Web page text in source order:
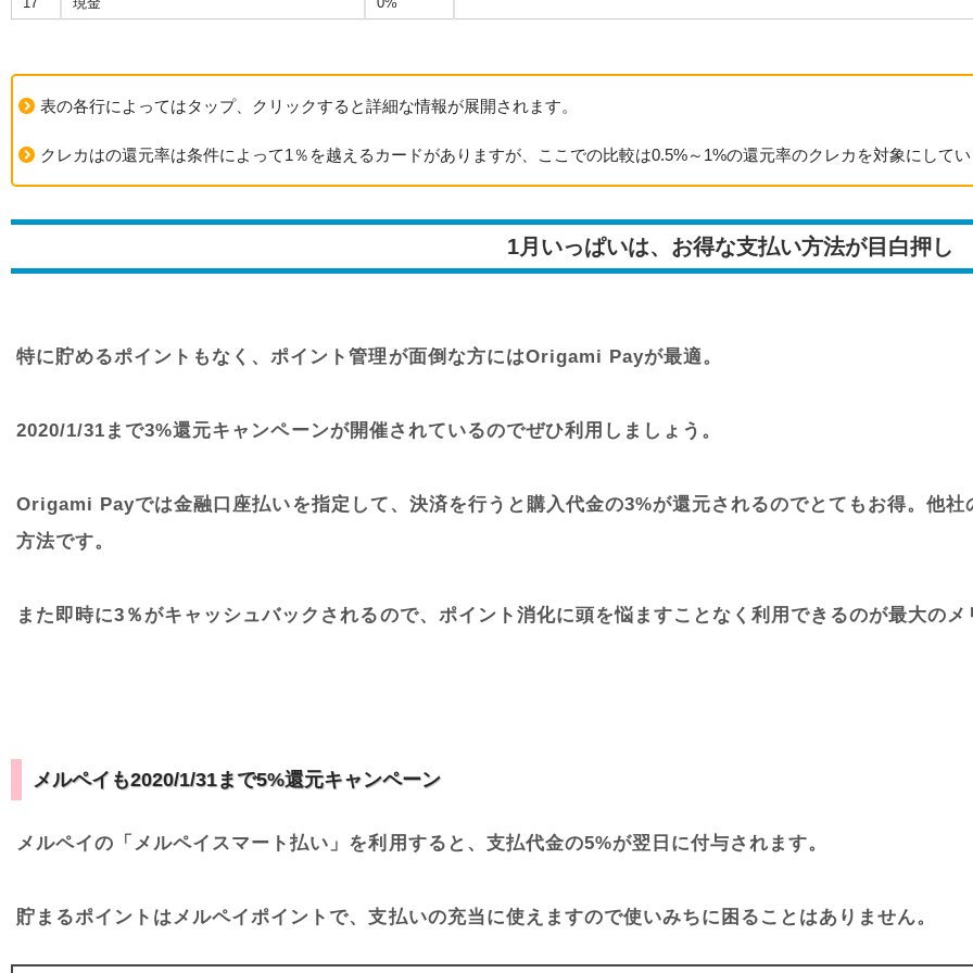
表の各行によってはタップ、クリックすると詳細な情報が展開されます。
クレカはの還元率は条件によって1％を越えるカードがありますが、ここでの比較は0.5%～1%の還元率のクレカを対象にして
1月いっぱいは、お得な支払い方法が目白押し
特に貯めるポイントもなく、ポイント管理が面倒な方にはOrigami Payが最適。
2020/1/31まで3%還元キャンペーンが開催されているのでぜひ利用しましょう。
Origami Payでは金融口座払いを指定して、決済を行うと購入代金の3%が還元されるのでとてもお得。他
方法です。
また即時に3％がキャッシュバックされるので、ポイント消化に頭を悩ますことなく利用できるのが最大のメ
メルペイも2020/1/31まで5%還元キャンペーン
メルペイの「メルペイスマート払い」を利用すると、支払代金の5%が翌日に付与されます。
貯まるポイントはメルペイポイントで、支払いの充当に使えますので使いみちに困ることはありません。